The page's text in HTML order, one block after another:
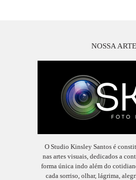
NOSSA ARTE
O Studio Kinsley Santos é
nas artes visuais, dedicados a
forma única indo além do
cada sorriso, olhar, lágrima,